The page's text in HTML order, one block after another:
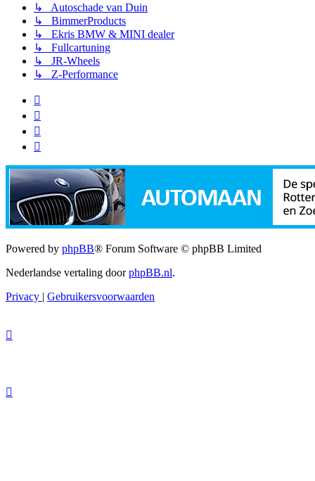
↳ Autoschade van Duin
↳ BimmerProducts
↳ Ekris BMW & MINI dealer
↳ Fullcartuning
↳ JR-Wheels
↳ Z-Performance
Powered by phpBB® Forum Software © phpBB Limited
Nederlandse vertaling doorphpBB.nl.
Privacy | Gebruikersvoorwaarden